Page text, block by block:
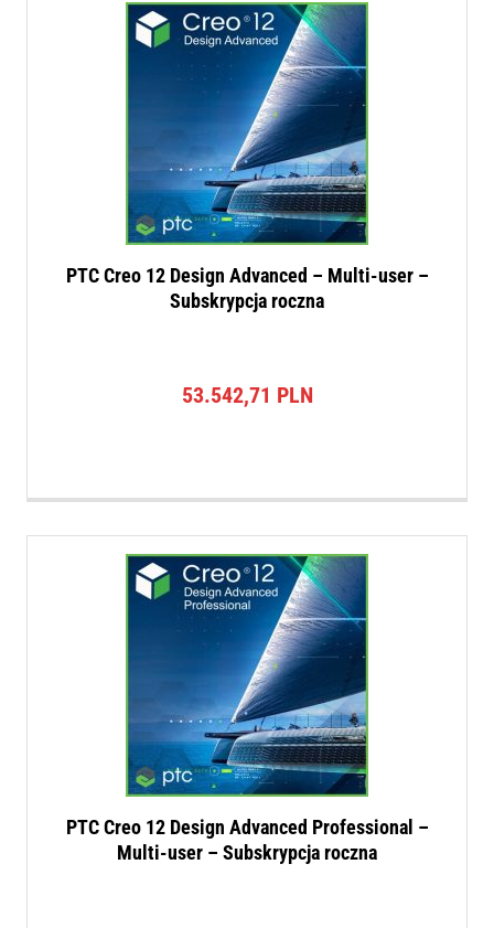
PTC Creo 12 Design Advanced – Multi-user –
Subskrypcja roczna
53.542,71 PLN
PTC Creo 12 Design Advanced Professional –
Multi-user – Subskrypcja roczna